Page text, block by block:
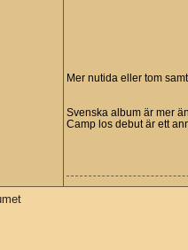
Mer nutida eller tom
Svenska album är mer
Camp los debut är ett